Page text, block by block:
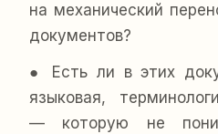
на механический
документов?
● Есть ли в этих
языковая,
— которую не